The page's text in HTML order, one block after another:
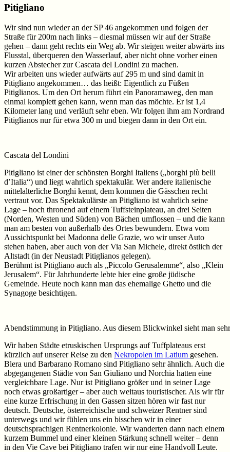
Pitigliano
Wir sind nun wieder an der SP 46 angekommen und folgen der
Straße für 200m nach links – diesmal müssen wir auf der Straße
gehen – dann geht rechts ein Weg ab. Wir steigen weiter abwärts ins
Flusstal, überqueren den Wasserlauf, aber nicht ohne vorher einen
kurzen Abstecher zur Cascata del Londini zu machen.
Wir arbeiten uns wieder aufwärts auf 295 m und sind damit in
Pitigliano angekommen… das heißt: Eigentlich zu Füßen
Pitiglianos. Um den Ort herum führt ein Panoramaweg, den man
einmal komplett gehen kann, wenn man das möchte. Er ist 1,4
Kilometer lang und verläuft sehr eben. Wir folgen ihm am Nordrand
Pitiglianos nur für etwa 300 m und biegen dann in den Ort ein.
Cascata del Londini
Pitigliano ist einer der schönsten Borghi Italiens („borghi più belli
d’Italia“) und liegt wahrlich spektakulär. Wer andere italienische
mittelalterliche Borghi kennt, dem kommen die Gässchen recht
vertraut vor. Das Spektakulärste an Pitigliano ist wahrlich seine
Lage – hoch thronend auf einem Tuffsteinplateau, an drei Seiten
(Norden, Westen und Süden) von Bächen umflossen – und die kann
man am besten von außerhalb des Ortes bewundern. Etwa vom
Aussichtspunkt bei Madonna delle Grazie, wo wir unser Auto
stehen haben, aber auch von der Via San Michele, direkt östlich der
Altstadt (in der Neustadt Pitiglianos gelegen).
Berühmt ist Pitigliano auch als „Piccolo Gerusalemme“, also „Klein
Jerusalem“. Für Jahrhunderte lebte hier eine große jüdische
Gemeinde. Heute noch kann man das ehemalige Ghetto und die
Synagoge besichtigen.
Abendstimmung in Pitigliano. Aus diesem Blickwinkel sieht man
Wir haben Städte etruskischen Ursprungs auf Tuffplateaus erst
kürzlich auf unserer Reise zu den Nekropolen im Latium gesehen.
Blera und Barbarano Romano sind Pitigliano sehr ähnlich. Auch die
abgegangenen Städte von San Giuliano und Norchia hatten eine
vergleichbare Lage. Nur ist Pitigliano größer und in seiner Lage
noch etwas großartiger – aber auch weitaus touristischer. Als wir für
eine kurze Erfrischung in den Gassen sitzen hören wir fast nur
deutsch. Deutsche, österreichische und schweizer Rentner sind
unterwegs und wir fühlen uns ein bisschen wir in einer
deutschsprachigen Rentnerkolonie. Wir wanderten dann nach einem
kurzem Bummel und einer kleinen Stärkung schnell weiter – denn
in den Vie Cave bei Pitigliano trafen wir nur eine Handvoll Leute.